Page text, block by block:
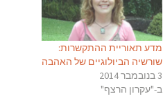
מדע תאוריית ההתקשרות:
שורשיה הביולוגיים של האהבה
3 בנובמבר 2014
ב-"עקרון הרצף"